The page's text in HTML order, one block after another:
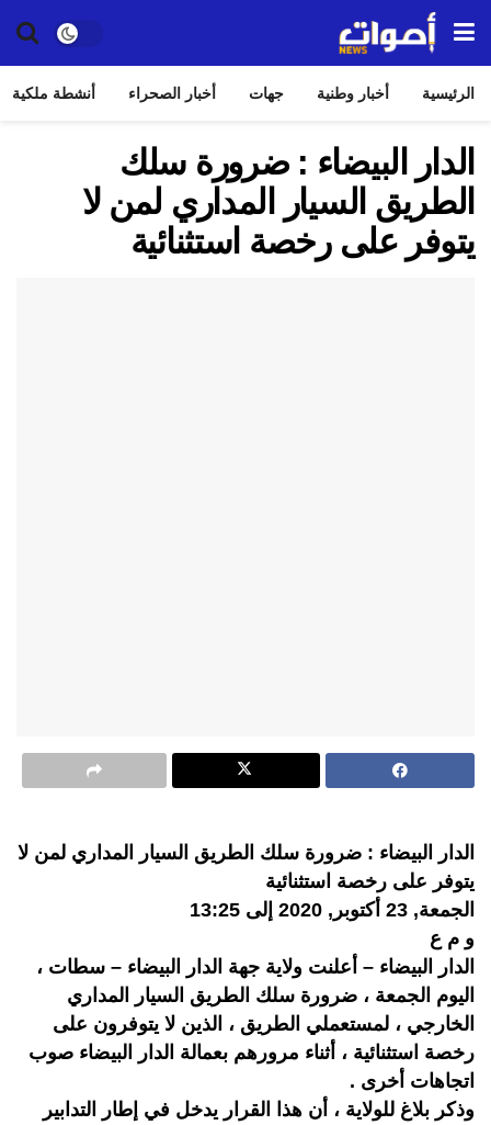
الرئيسية أخبار وطنية جهات أخبار الصحراء أنشطة ملكية
الدار البيضاء : ضرورة سلك
الطريق السيار المداري لمن لا
يتوفر على رخصة استثنائية
الدار البيضاء : ضرورة سلك الطريق السيار المداري لمن لا
يتوفر على رخصة استثنائية
الجمعة, 23 أكتوبر, 2020 إلى 13:25
و م ع
الدار البيضاء – أعلنت ولاية جهة الدار البيضاء – سطات ،
اليوم الجمعة ، ضرورة سلك الطريق السيار المداري
الخارجي ، لمستعملي الطريق ، الذين لا يتوفرون على
رخصة استثنائية ، أثناء مرورهم بعمالة الدار البيضاء صوب
اتجاهات أخرى .
وذكر بلاغ للولاية ، أن هذا القرار يدخل في إطار التدابير